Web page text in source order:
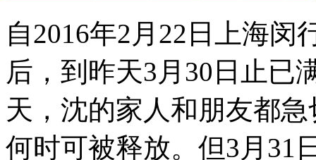
自2016年2月22日上海
后，到昨天3月30日止已
天，沈的家人和朋友都
何时可被释放。但3月31